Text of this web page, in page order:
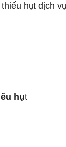
hụt dịch
hụt